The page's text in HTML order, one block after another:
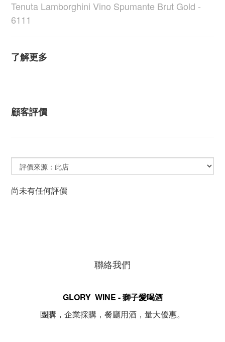
Tenuta Lamborghini Vino Spumante Brut Gold -
6111
了解更多
顧客評價
尚未有任何評價
聯絡我們
GLORY WINE - 獅子愛喝酒
團購， 企業採購，餐廳用酒，量大優惠。